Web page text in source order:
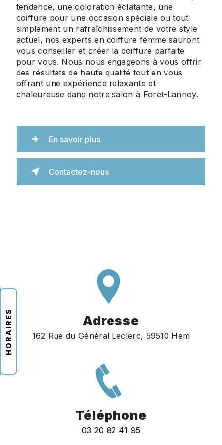
HORAIRES
tendance, une coloration éclatante, une
coiffure pour une occasion spéciale ou tout
simplement un rafraîchissement de votre style
actuel, nos experts en coiffure femme sauront
vous conseiller et créer la coiffure parfaite
pour vous. Nous nous engageons à vous offrir
des résultats de haute qualité tout en vous
offrant une expérience relaxante et
chaleureuse dans notre salon à Foret-Lannoy.
En savoir plus
Contactez-nous
Adresse
162 Rue du Général Leclerc, 59510 Hem
Téléphone
03 20 82 41 95